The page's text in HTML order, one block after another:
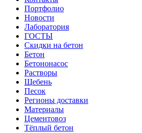
Портфолио
Новости
Лаборатория
ГОСТЫ
Скидки на бетон
Бетон
Бетононасос
Растворы
Щебень
Песок
Регионы доставки
Материалы
Цементовоз
Тёплый бетон